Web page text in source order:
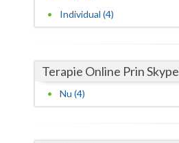
Individual (4)
Terapie Online Prin Skype
Nu (4)